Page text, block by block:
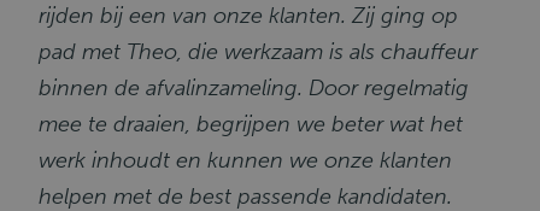
rijden bij een van onze klanten. Zij ging op
pad met Theo, die werkzaam is als chauffeur
binnen de afvalinzameling. Door regelmatig
mee te draaien, begrijpen we beter wat het
werk inhoudt en kunnen we onze klanten
helpen met de best passende kandidaten.